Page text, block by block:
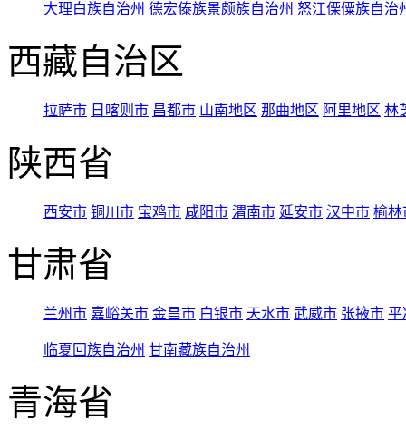
大理白族自治州 德宏傣族景颇族自治州 怒江傈僳族自治
西藏自治区
拉萨市 日喀则市 昌都市 山南地区 那曲地区 阿里地区 林
陕西省
西安市 铜川市 宝鸡市 咸阳市 渭南市 延安市 汉中市 榆林
甘肃省
兰州市 嘉峪关市 金昌市 白银市 天水市 武威市 张掖市 平
临夏回族自治州 甘南藏族自治州
青海省